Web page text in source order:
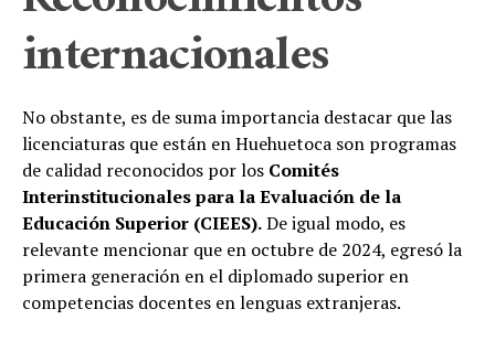
internacionales
No obstante, es de suma importancia destacar que las
licenciaturas que están en Huehuetoca son programas
de calidad reconocidos por los Comités
Interinstitucionales para la Evaluación de la
Educación Superior (CIEES).De igual modo, es
relevante mencionar que en octubre de 2024, egresó la
primera generación en el diplomado superior en
competencias docentes en lenguas extranjeras.